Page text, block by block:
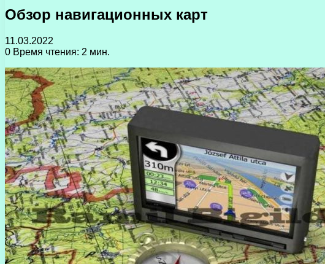
Обзор навигационных карт
11.03.2022
0 Время чтения: 2 мин.